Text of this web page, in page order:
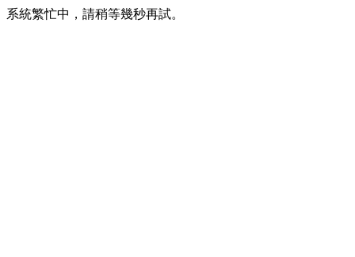
系統繁忙中，請稍等幾秒再試。